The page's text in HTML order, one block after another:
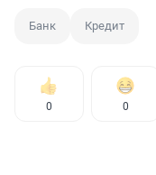
Банк Кредит
0 0